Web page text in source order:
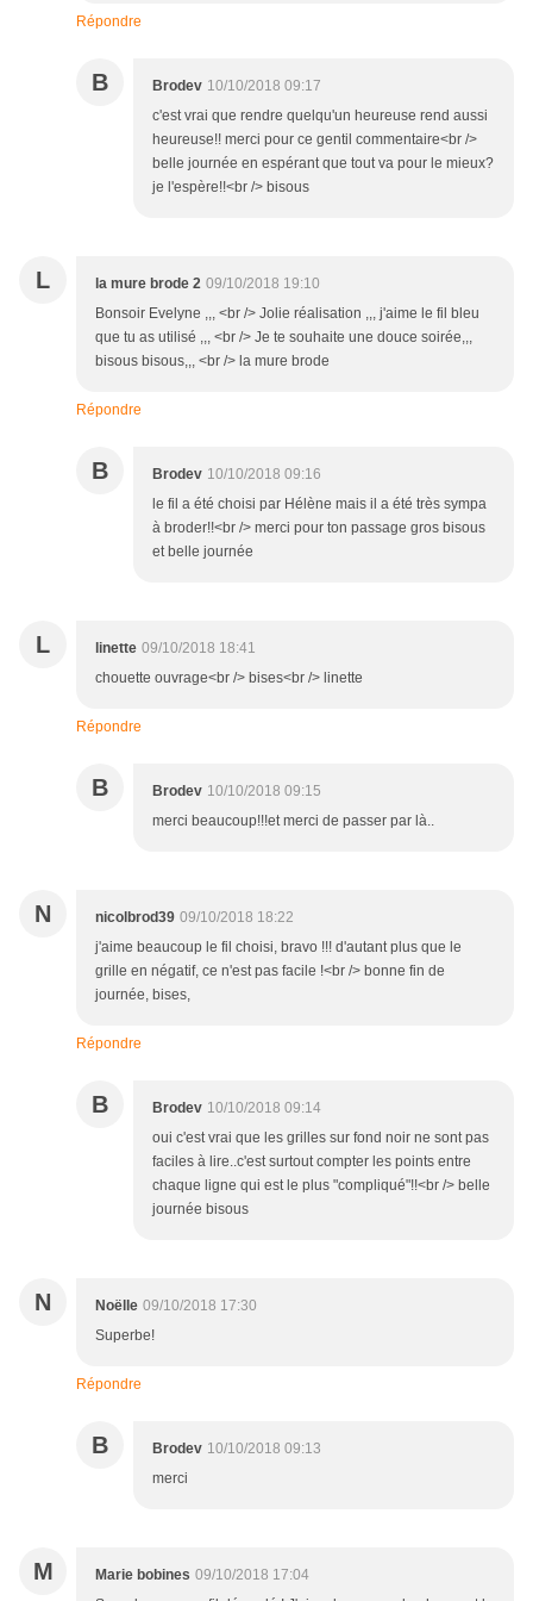
Répondre
B Brodev 10/10/2018 09:17
c'est vrai que rendre quelqu'un heureuse rend aussi
heureuse!! merci pour ce gentil commentaire<br />
belle journée en espérant que tout va pour le mieux?
je l'espère!!<br /> bisous
L la mure brode 2 09/10/2018 19:10
Bonsoir Evelyne ,,, <br /> Jolie réalisation ,,, j'aime le fil bleu
que tu as utilisé ,,, <br /> Je te souhaite une douce soirée,,,
bisous bisous,,, <br /> la mure brode
Répondre
B Brodev 10/10/2018 09:16
le fil a été choisi par Hélène mais il a été très sympa
à broder!!<br /> merci pour ton passage gros bisous
et belle journée
L linette 09/10/2018 18:41
chouette ouvrage<br /> bises<br /> linette
Répondre
B Brodev 10/10/2018 09:15
merci beaucoup!!!et merci de passer par là..
N nicolbrod39 09/10/2018 18:22
j'aime beaucoup le fil choisi, bravo !!! d'autant plus que le
grille en négatif, ce n'est pas facile !<br /> bonne fin de
journée, bises,
Répondre
B Brodev 10/10/2018 09:14
oui c'est vrai que les grilles sur fond noir ne sont pas
faciles à lire..c'est surtout compter les points entre
chaque ligne qui est le plus "compliqué"!!<br /> belle
journée bisous
N Noëlle 09/10/2018 17:30
Superbe!
Répondre
B Brodev 10/10/2018 09:13
merci
M Marie bobines 09/10/2018 17:04